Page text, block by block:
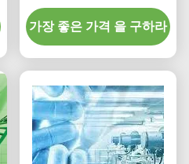
소 비로 당신의 산업 공정
을 업그레이드하세요
가장 좋은 가격 을 구하라